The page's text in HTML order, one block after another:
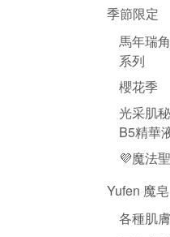
季節限定
馬年瑞
系列
櫻花季
光采肌
B5精華
💜魔法
Yufen 魔皂
各種肌